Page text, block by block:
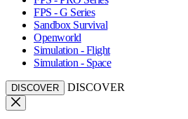
FPS - G Series
Sandbox Survival
Openworld
Simulation - Flight
Simulation - Space
DISCOVER DISCOVER